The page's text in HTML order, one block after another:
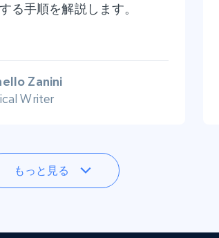
る手順を解説します。
Zanini
Writer
もっと見る